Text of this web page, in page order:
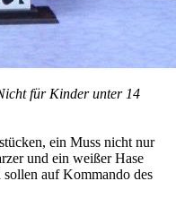
für Kinder unter 14
ein Muss nicht nur
und ein weißer Hase
auf Kommando des